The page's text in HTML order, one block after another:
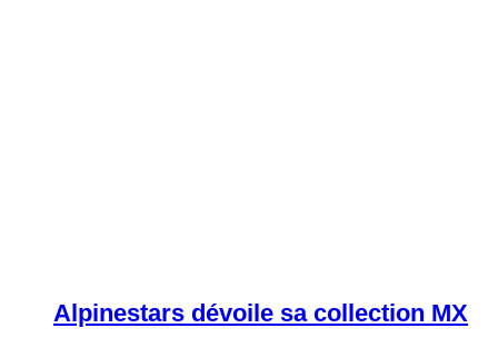
Alpinestars dévoile sa collection MX